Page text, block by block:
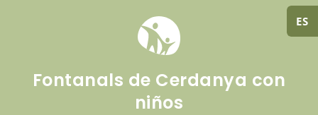
ES
Fontanals de Cerdanya con
niños